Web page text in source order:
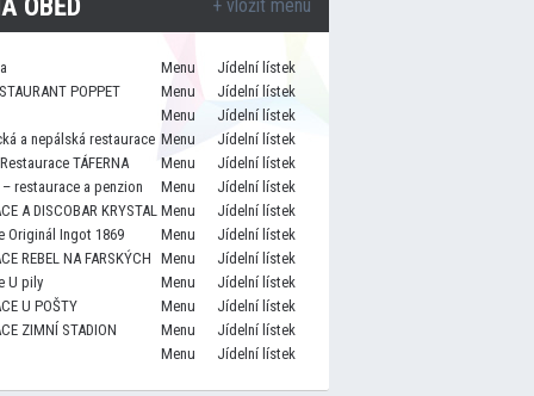
+ vložit menu
Menu
Jídelní lístek
POPPET
Menu
Jídelní lístek
Menu
Jídelní lístek
a nepálská restaurace Menu
Jídelní lístek
TÁFERNA
Menu
Jídelní lístek
– restaurace a penzion
Menu
Jídelní lístek
A DISCOBAR KRYSTAL Menu
Jídelní lístek
Originál Ingot 1869
Menu
Jídelní lístek
REBEL NA FARSKÝCH Menu
Jídelní lístek
U pily
Menu
Jídelní lístek
U POŠTY
Menu
Jídelní lístek
ZIMNÍ STADION
Menu
Jídelní lístek
Menu
Jídelní lístek